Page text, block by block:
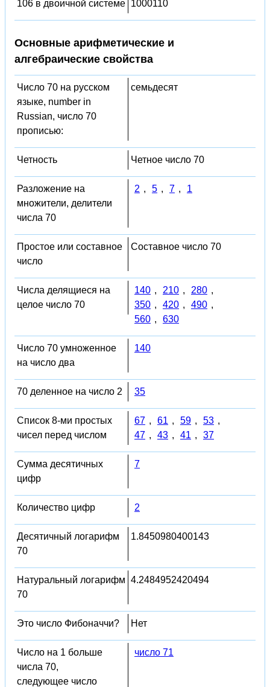
106 в двоичной системе 1000110
Основные арифметические и
алгебраические свойства
Число 70 на русском
языке, number in
Russian, число 70
прописью:
семьдесят
Четность Четное число 70
Разложение на
множители, делители
числа 70
2 , 5 , 7 , 1
Простое или составное
число
Составное число 70
Числа делящиеся на
целое число 70
140 , 210 , 280 ,
350 , 420 , 490 ,
560 , 630
Число 70 умноженное
на число два
140
70 деленное на число 2 35
Список 8-ми простых
чисел перед числом
67 , 61 , 59 , 53 ,
47 , 43 , 41 , 37
Сумма десятичных
цифр
7
Количество цифр 2
Десятичный логарифм
70
1.8450980400143
Натуральный логарифм
70
4.2484952420494
Это число Фибоначчи? Нет
Число на 1 больше
числа 70,
следующее число
число 71